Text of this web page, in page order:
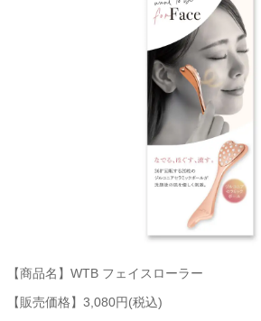
【商品名】WTB フェイスローラー
【販売価格】3,080円(税込)